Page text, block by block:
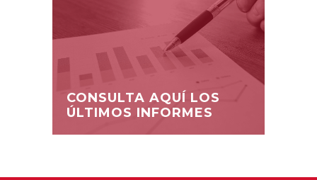
CONSULTA AQUÍ LOS
ÚLTIMOS INFORMES